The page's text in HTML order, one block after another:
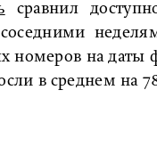
сравнил
номеров на даты
в среднем на